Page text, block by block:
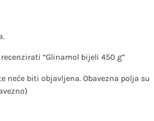
“Glinamol bijeli 450 g”
neće biti objavljena. Obavezna polja su